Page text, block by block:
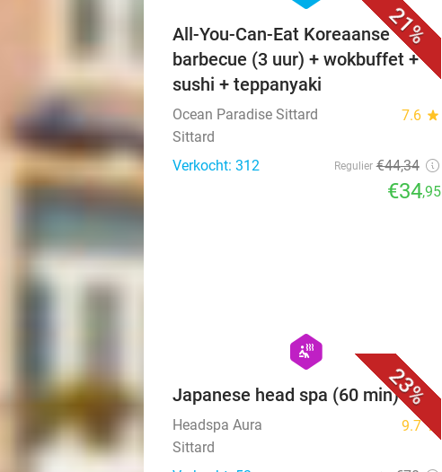
21%
All-You-Can-Eat Koreaanse
barbecue (3 uur) + wokbuffet +
sushi + teppanyaki
Ocean Paradise Sittard 7.6 star
Sittard
Verkocht: 312
Regulier €44,34
€34,95
23%
hexagon
wellness
Japanese head spa (60 min)
Headspa Aura 9.7star
Sittard